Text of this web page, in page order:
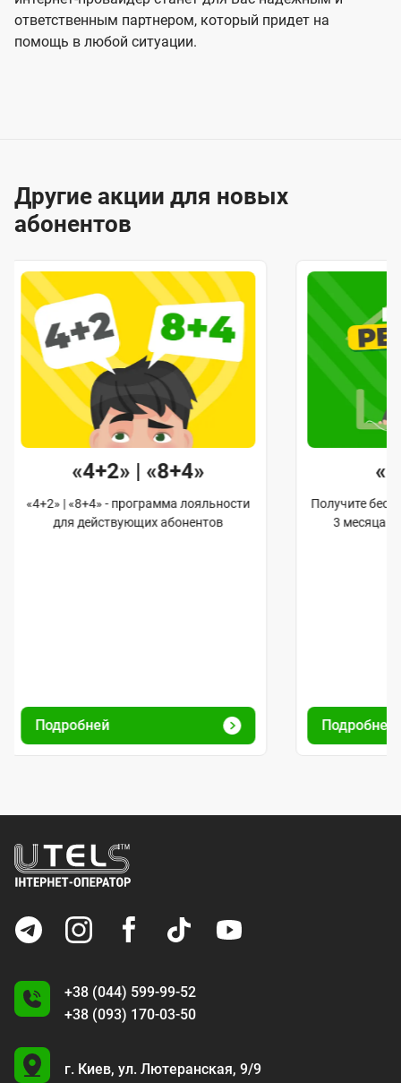
ответственным партнером, который придет на
помощь в любой ситуации.
Другие акции для новых
абонентов
«4+2» | «8+4»
«4+2» | «8+4» - программа лояльности
для действующих абонентов
Подробней
Получите
3 месяца
Подробней
+38 (044) 599-99-52
+38 (093) 170-03-50
U
г. Киев, ул. Лютеранская, 9/9